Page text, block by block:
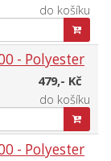
do košíku
- Polyester
479,- Kč
do košíku
- Polyester